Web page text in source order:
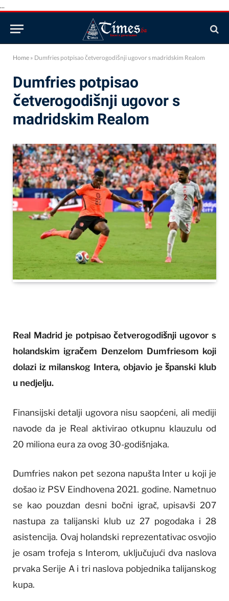
...
Home » Dumfries potpisao četverogodišnji ugovor s madridskim Realom
Dumfries potpisao
četverogodišnji ugovor s
madridskim Realom
Real Madrid je potpisao četverogodišnji ugovor s
holandskim igračem Denzelom Dumfriesom koji
dolazi iz milanskog Intera, objavio je španski klub
u nedjelju.
Finansijski detalji ugovora nisu saopćeni, ali mediji
navode da je Real aktivirao otkupnu klauzulu od
20 miliona eura za ovog 30-godišnjaka.
Dumfries nakon pet sezona napušta Inter u koji je
došao iz PSV Eindhovena 2021. godine. Nametnuo
se kao pouzdan desni bočni igrač, upisavši 207
nastupa za talijanski klub uz 27 pogodaka i 28
asistencija. Ovaj holandski reprezentativac osvojio
je osam trofeja s Interom, uključujući dva naslova
prvaka Serije A i tri naslova pobjednika talijanskog
kupa.